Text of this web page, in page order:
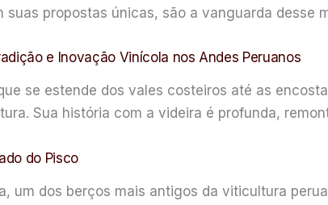
suas propostas únicas, são a vanguarda desse
e Inovação Vinícola nos Andes Peruanos
se estende dos vales costeiros até as
Sua história com a videira é profunda,
do Pisco
um dos berços mais antigos da viticultura